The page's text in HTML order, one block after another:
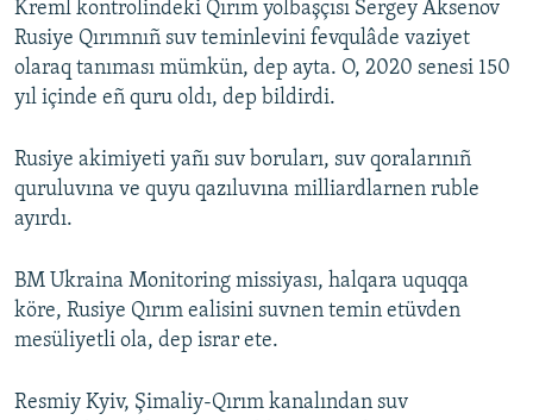
Kreml kontrolindeki Qırım yolbaşçısı Sergey Aksenov
Rusiye Qırımnıñ suv teminlevini fevqulâde vaziyet
olaraq tanıması mümkün, dep ayta. O, 2020 senesi 150
yıl içinde eñ quru oldı, dep bildirdi.
Rusiye akimiyeti yañı suv boruları, suv qoralarınıñ
quruluvına ve quyu qazıluvına milliardlarnen ruble
ayırdı.
BM Ukraina Monitoring missiyası, halqara uquqqa
köre, Rusiye Qırım ealisini suvnen temin etüvden
mesüliyetli ola, dep israr ete.
Resmiy Kyiv, Şimaliy-Qırım kanalından suv